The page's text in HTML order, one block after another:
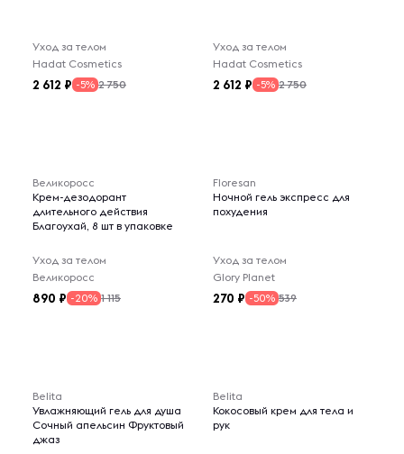
Уход за телом
Hadat Cosmetics
2 612 -5% 2 750
Уход за телом
Hadat Cosmetics
2 612 -5% 2 750
Великоросс
Крем-дезодорант
длительного действия
Благоухай, 8 шт в упаковке
Уход за телом
Великоросс
890 -20% 1 115
Floresan
Ночной гель экспресс для
похудения
Уход за телом
Glory Planet
270 -50% 539
Belita
Увлажняющий гель для душа
Сочный апельсин Фруктовый
джаз
Belita
Кокосовый крем для тела и
рук